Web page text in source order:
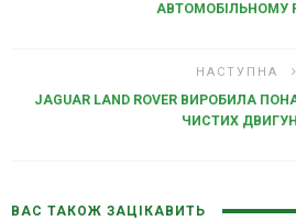
АВТОМОБІЛЬНОМУ
НАСТУПНА
JAGUAR LAND ROVER ВИРОБИЛА
ЧИСТИХ
ВАС ТАКОЖ ЗАЦІКАВИТЬ